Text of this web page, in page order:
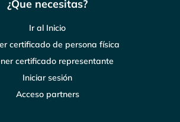
¿Que necesitas?
Ir al Inicio
certificado de persona física
certificado representante
Iniciar sesión
Acceso partners